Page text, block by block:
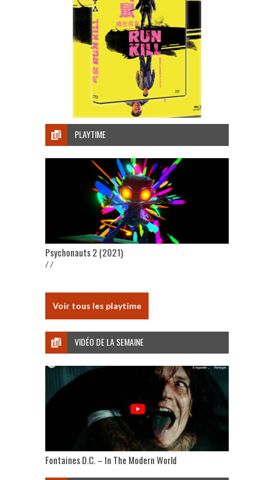
PLAYTIME
Psychonauts 2 (2021)
/ /
Voir tous les playtime
VIDÉO DE LA SEMAINE
Fontaines D.C. – In The Modern World